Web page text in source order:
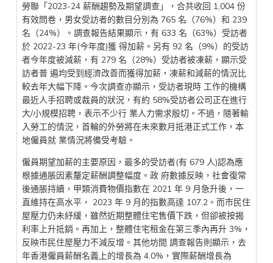
勞聯「2023-24 薪酬趨勢及期望調查」，合共收回 1,004 份
有效問卷，男女受訪者的數目分別為 765 名（76%）和 239
名（24%）。調查報告結果顯示，有 633 名（63%）受訪者
於 2022-23 年(今年度)獲 得加薪。另有 92 名（9%）的受訪
者今年度被減薪，有 279 名（28%）受訪者被凍薪，顯示受
訪者普 遍均受到經濟改善而獲得加薪，凍薪和減薪的情況比
較去年大幅下降。今次調查亦顯示，受訪者現時 工作的機構
最近人手招聘或裁員的狀況，有約 58%受訪者公司正在進行
大/小規模招聘，表示不少行 業人力需求殷切。不過，隨著輸
入勞工的情況，首輪的外勞將在未來數月抵港正式工作，本
地僱員就 業情況將備受考驗。
僱員期望加薪的主要原因，最多的受訪者(有 679 人)認為應
根據通脹因素釐定薪酬調整幅度。政 府數據反映，社會復常
後通脹持續，甲類消費物價指數在 2021 年 9 月急升後，一
直維持在高水平， 2023 年 9 月的指數高達 107.2。而市民住
屋壓力仍未紓緩，雖然近期整體住宅售價下跌，但卻被按揭
利率上升抵銷。再加上，整體住宅租金在第三季內再升 3%，
反映市民住屋壓力不減反增。其他坊間 調查報告則顯示，去
年香港僱員薪酬名義上的增長為 4.0%，實際薪酬增長為